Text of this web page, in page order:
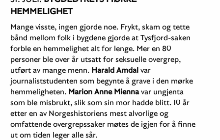
HEMMELIGHET
Mange visste, ingen gjorde noe. Frykt, skam og tette
bånd mellom folk i bygdene gjorde at Tysfjord-saken
forble en hemmelighet alt for lenge. Mer en 80
personer ble over år utsatt for seksuelle overgrep,
utført av mange menn. Harald Amdal var
journaliststudenten som begynte å grave i den mørke
hemmeligheten. Marion Anne Miennavar ungjenta
som ble misbrukt, slik som sin mor hadde blitt. 10 år
etter en av Norgeshistoriens mest alvorlige og
omfattende overgrepssaker møtes de igjen for å finne
ut om tiden leger alle sår.